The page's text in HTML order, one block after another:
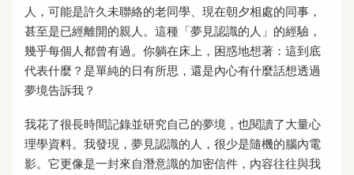
人，可能是許久未聯絡的老同學、現在朝夕相處的同事，
甚至是已經離開的親人。這種「夢見認識的人」的經驗，
幾乎每個人都曾有過。你躺在床上，困惑地想著：這到底
代表什麼？是單純的日有所思，還是內心有什麼話想透過
夢境告訴我？
我花了很長時間記錄並研究自己的夢境，也閱讀了大量心
理學資料。我發現，夢見認識的人，很少是隨機的腦內電
影。它更像是一封來自潛意識的加密信件，內容往往與我